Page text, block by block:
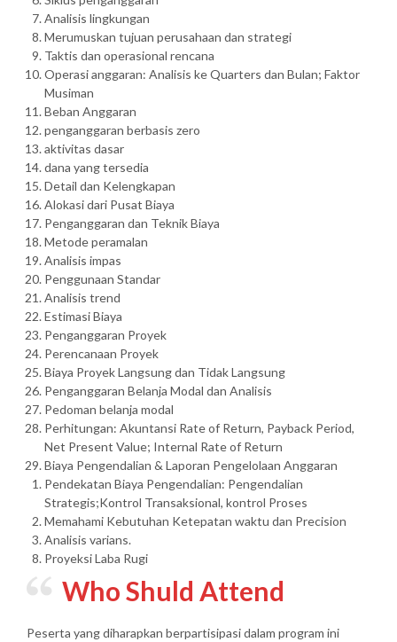
Analisis lingkungan
Merumuskan tujuan perusahaan dan strategi
Taktis dan operasional rencana
Operasi anggaran: Analisis ke Quarters dan Bulan; Faktor
Musiman
Beban Anggaran
penganggaran berbasis zero
aktivitas dasar
dana yang tersedia
Detail dan Kelengkapan
Alokasi dari Pusat Biaya
Penganggaran dan Teknik Biaya
Metode peramalan
Analisis impas
Penggunaan Standar
Analisis trend
Estimasi Biaya
Penganggaran Proyek
Perencanaan Proyek
Biaya Proyek Langsung dan Tidak Langsung
Penganggaran Belanja Modal dan Analisis
Pedoman belanja modal
Perhitungan: Akuntansi Rate of Return, Payback Period,
Net Present Value; Internal Rate of Return
Biaya Pengendalian & Laporan Pengelolaan Anggaran
Pendekatan Biaya Pengendalian: Pengendalian
Strategis;Kontrol Transaksional, kontrol Proses
Memahami Kebutuhan Ketepatan waktu dan Precision
Analisis varians.
Proyeksi Laba Rugi
Who Shuld Attend
Peserta yang diharapkan berpartisipasi dalam program ini